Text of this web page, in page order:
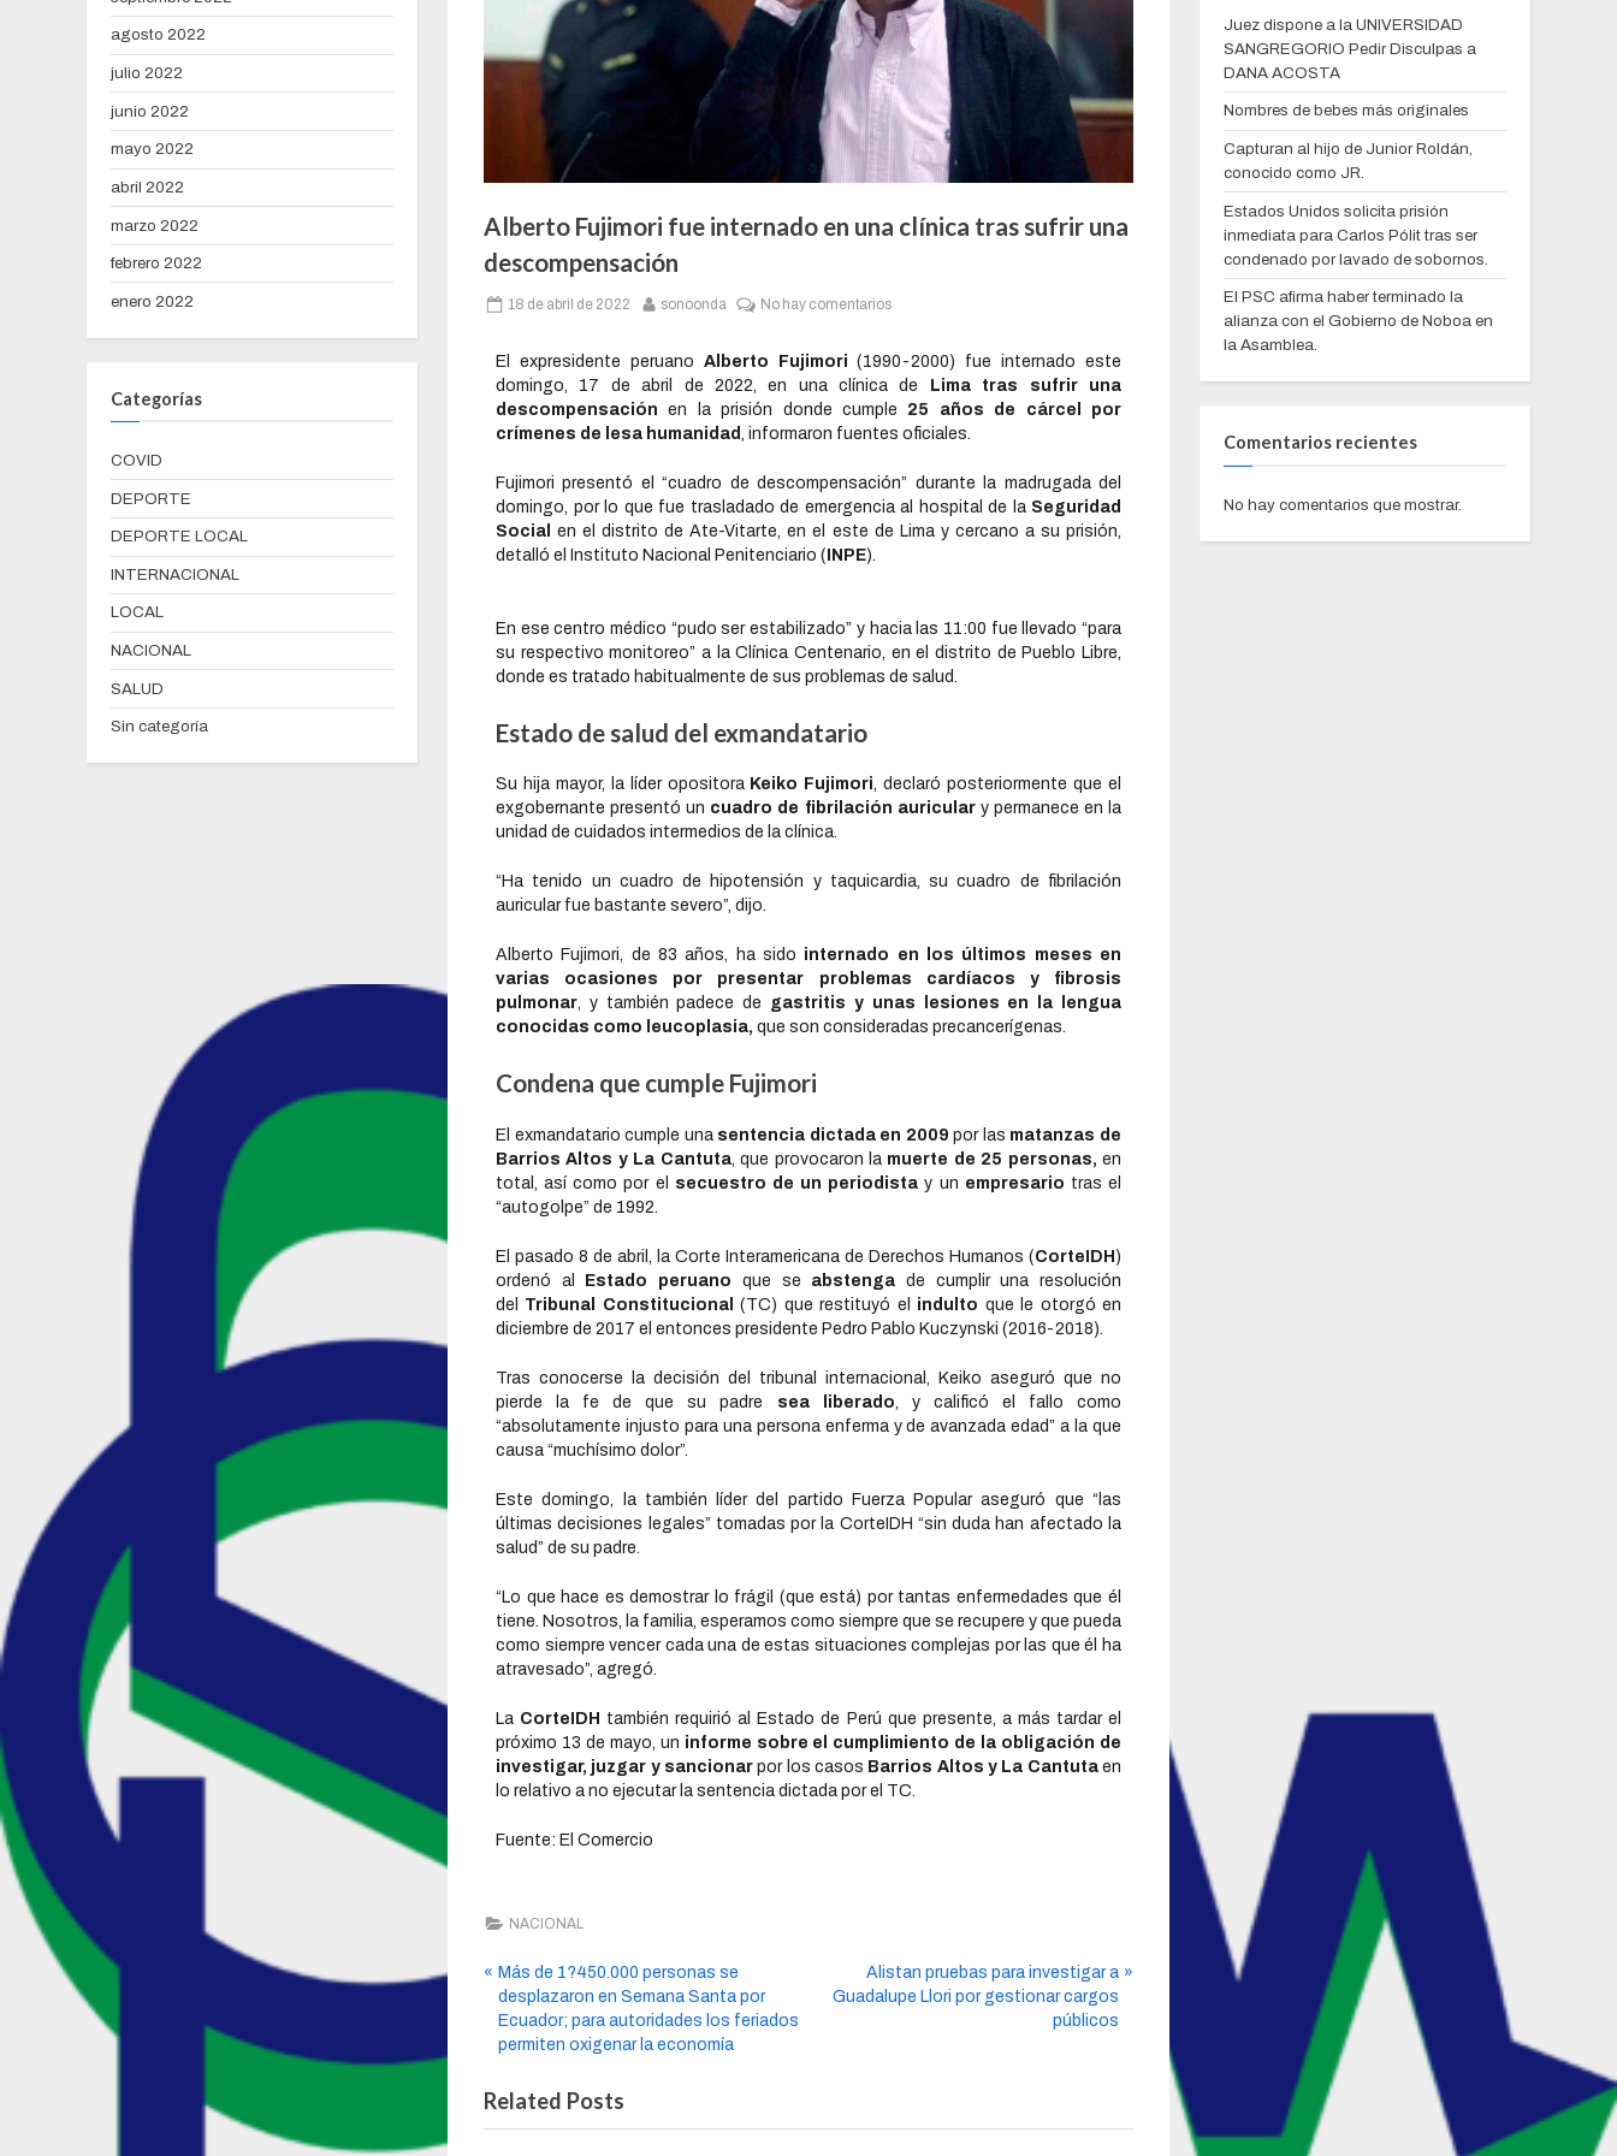
Alberto Fujimori fue internado en una clínica tras sufrir una
descompensación
18 de abril de 2022 sonoonda No hay comentarios
El expresidente peruano Alberto Fujimori (1990-2000) fue internado este
domingo, 17 de abril de 2022, en una clínica de
Lima tras sufrir una
descompensación en la prisión donde cumple 25 años de cárcel por
crímenes de lesa humanidad, informaron fuentes oficiales.
Fujimori presentó el “cuadro de descompensación” durante la madrugada del
domingo, por lo que fue trasladado de emergencia al hospital de la Seguridad
Social en el distrito de Ate-Vitarte, en el este de Lima y cercano a su prisión,
detalló el Instituto Nacional Penitenciario ( INPE).
En ese centro médico “pudo ser estabilizado” y hacia las 11:00 fue llevado “para
su respectivo monitoreo” a la Clínica Centenario, en el distrito de Pueblo Libre,
donde es tratado habitualmente de sus problemas de salud.
Estado de salud del exmandatario
Su hija mayor, la líder opositoraKeiko Fujimori, declaró posteriormente que el
exgobernante presentó un cuadro de fibrilación auriculary permanece en la
unidad de cuidados intermedios de la clínica.
“Ha tenido un cuadro de hipotensión y taquicardia, su cuadro de fibrilación
auricular fue bastante severo”, dijo.
Alberto Fujimori, de 83 años, ha sido internado en los últimos meses en
varias ocasiones por presentar problemas cardíacos y fibrosis
pulmonar, y también padece de
gastritis y unas lesiones en la lengua
conocidas como leucoplasia, que son consideradas precancerígenas.
Condena que cumple Fujimori
El exmandatario cumple una sentencia dictada en 2009 por las matanzas de
Barrios Altos y La Cantuta, que provocaron la muerte de 25 personas, en
total, así como por el secuestro de un periodista y un empresario tras el
“autogolpe” de 1992.
El pasado 8 de abril, la Corte Interamericana de Derechos Humanos (CorteIDH)
ordenó al Estado peruano que se abstenga de cumplir una resolución
del
Tribunal Constitucional (TC) que restituyó el indulto que le otorgó en
diciembre de 2017 el entonces presidente Pedro Pablo Kuczynski (2016-2018).
Tras conocerse la decisión del tribunal internacional, Keiko aseguró que no
pierde la fe de que su padre sea liberado , y calificó el fallo como
“absolutamente injusto para una persona enferma y de avanzada edad” a la que
causa “muchísimo dolor”.
Este domingo, la también líder del partido Fuerza Popular aseguró que “las
últimas decisiones legales” tomadas por la CorteIDH “sin duda han afectado la
salud” de su padre.
“Lo que hace es demostrar lo frágil (que está) por tantas enfermedades que él
tiene. Nosotros, la familia, esperamos como siempre que se recupere y que pueda
como siempre vencer cada una de estas situaciones complejas por las que él ha
atravesado”, agregó.
La CorteIDH también requirió al Estado de Perú que presente, a más tardar el
próximo 13 de mayo, un informe sobre el cumplimiento de la obligación de
investigar, juzgar y sancionar por los casos Barrios Altos y La Cantutaen
lo relativo a no ejecutar la sentencia dictada por el TC.
Fuente: El Comercio
NACIONAL
Más de 1?450.000 personas se
desplazaron en Semana Santa por
Ecuador; para autoridades los feriados
permiten oxigenar la economía
Alistan pruebas para investigar a
Guadalupe Llori por gestionar cargos
públicos
Related Posts
agosto 2022
julio 2022
junio 2022
mayo 2022
abril 2022
marzo 2022
febrero 2022
enero 2022
Categorías
COVID
DEPORTE
DEPORTE LOCAL
INTERNACIONAL
LOCAL
NACIONAL
SALUD
Sin categoría
Juez dispone a la UNIVERSIDAD
SANGREGORIO Pedir Disculpas a
DANA ACOSTA
Nombres de bebes más originales
Capturan al hijo de Junior Roldán,
conocido como JR.
Estados Unidos solicita prisión
inmediata para Carlos Pólit tras ser
condenado por lavado de sobornos.
El PSC afirma haber terminado la
alianza con el Gobierno de Noboa en
la Asamblea.
Comentarios recientes
No hay comentarios que mostrar.